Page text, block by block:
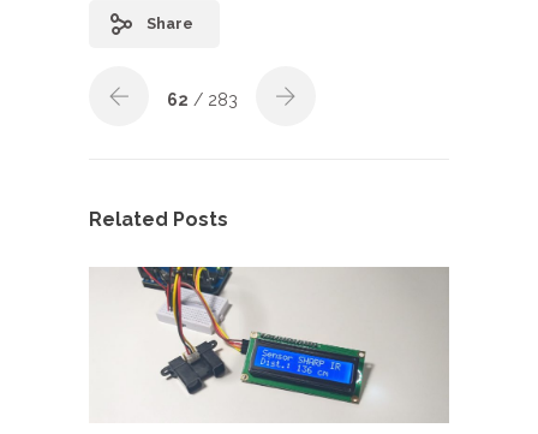
Share
62 / 283
Related Posts